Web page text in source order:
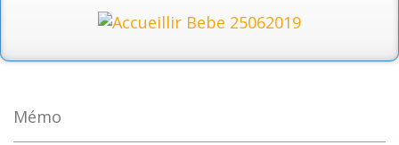
Mémo